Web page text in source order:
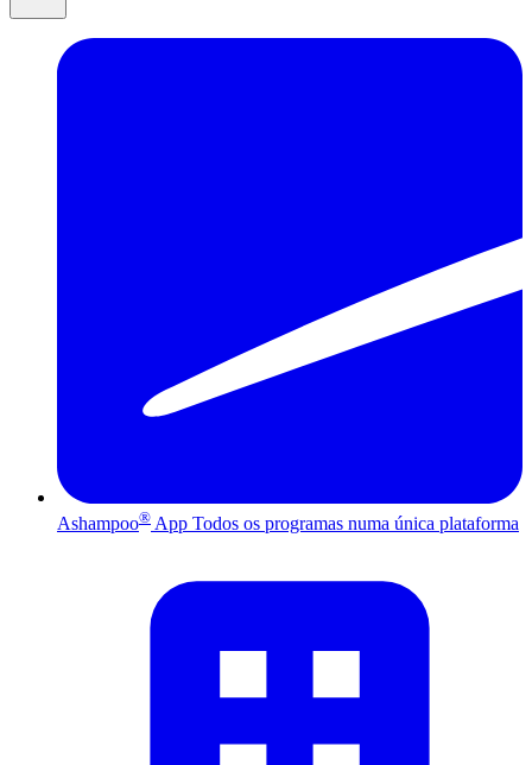
Ashampoo® App Todos os programas numa única plataforma